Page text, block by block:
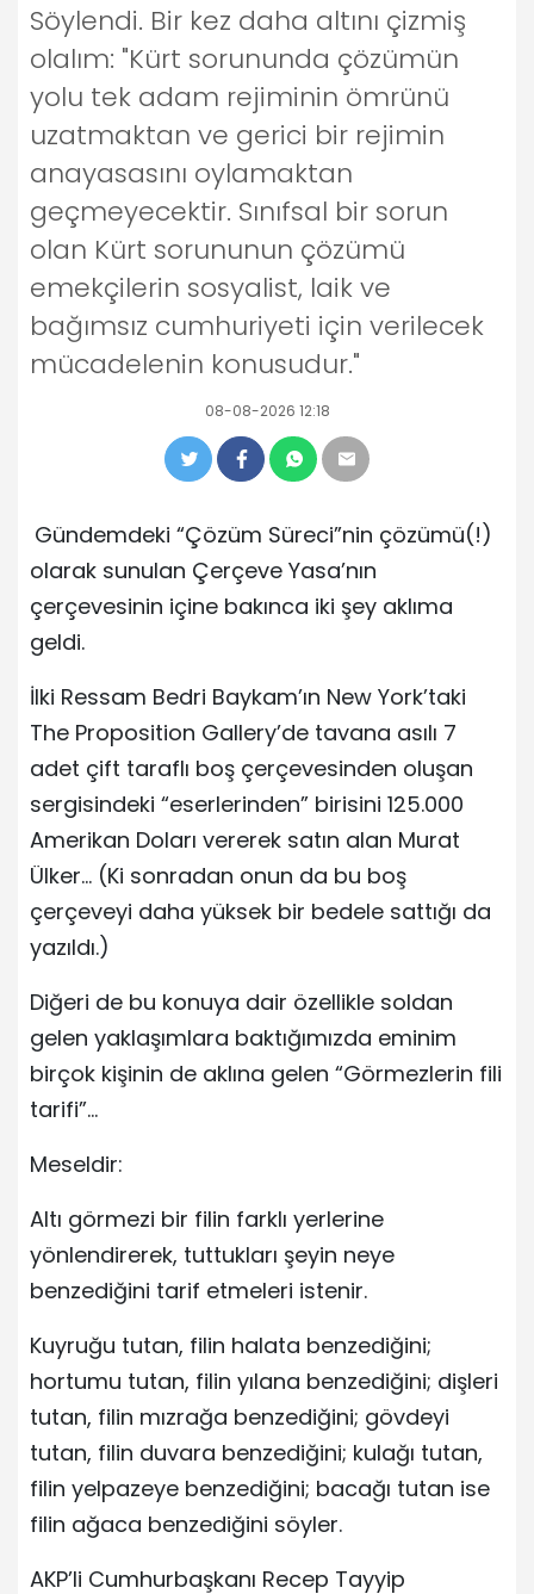
Söylendi. Bir kez daha altını çizmiş
olalım: "Kürt sorununda çözümün
yolu tek adam rejiminin ömrünü
uzatmaktan ve gerici bir rejimin
anayasasını oylamaktan
geçmeyecektir. Sınıfsal bir sorun
olan Kürt sorununun çözümü
emekçilerin sosyalist, laik ve
bağımsız cumhuriyeti için verilecek
mücadelenin konusudur."
08-08-2026 12:18
Gündemdeki “Çözüm Süreci”nin çözümü(!)
olarak sunulan Çerçeve Yasa’nın
çerçevesinin içine bakınca iki şey aklıma
geldi.
İlki Ressam Bedri Baykam’ın New York’taki
The Proposition Gallery’de tavana asılı 7
adet çift taraflı boş çerçevesinden oluşan
sergisindeki “eserlerinden” birisini 125.000
Amerikan Doları vererek satın alan Murat
Ülker… (Ki sonradan onun da bu boş
çerçeveyi daha yüksek bir bedele sattığı da
yazıldı.)
Diğeri de bu konuya dair özellikle soldan
gelen yaklaşımlara baktığımızda eminim
birçok kişinin de aklına gelen “Görmezlerin fili
tarifi”…
Meseldir:
Altı görmezi bir filin farklı yerlerine
yönlendirerek, tuttukları şeyin neye
benzediğini tarif etmeleri istenir.
Kuyruğu tutan, filin halata benzediğini;
hortumu tutan, filin yılana benzediğini; dişleri
tutan, filin mızrağa benzediğini; gövdeyi
tutan, filin duvara benzediğini; kulağı tutan,
filin yelpazeye benzediğini; bacağı tutan ise
filin ağaca benzediğini söyler.
AKP’li Cumhurbaşkanı Recep Tayyip